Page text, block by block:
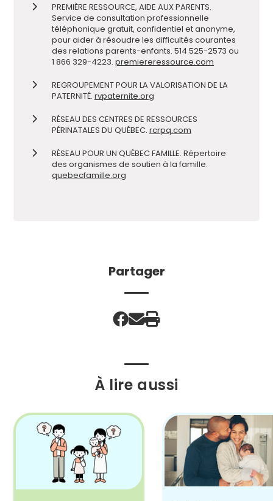
PREMIÈRE RESSOURCE, AIDE AUX PARENTS.
Service de consultation professionnelle
téléphonique gratuit, confidentiel et anonyme,
pour aider à résoudre les difficultés courantes
des relations parents-enfants. 514 525-2573 ou
1 866 329-4223. premiereressource.com
REGROUPEMENT POUR LA VALORISATION DE LA
PATERNITÉ. rvpaternite.org
RÉSEAU DES CENTRES DE RESSOURCES
PÉRINATALES DU QUÉBEC. rcrpq.com
RÉSEAU POUR UN QUÉBEC FAMILLE. Répertoire
des organismes de soutien à la famille.
quebecfamille.org
Partager
À lire aussi